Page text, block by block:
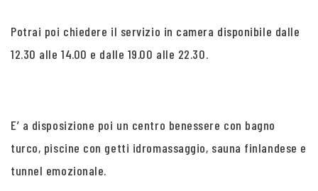
Potrai poi chiedere il servizio in camera disponibile dalle
12.30 alle 14.00 e dalle 19.00 alle 22.30.
E’ a disposizione poi un centro benessere con bagno
turco, piscine con getti idromassaggio, sauna finlandese e
tunnel emozionale.